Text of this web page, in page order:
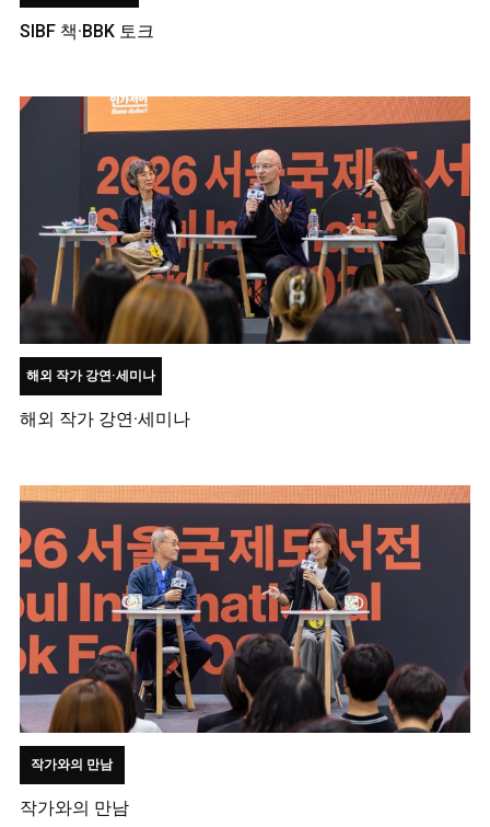
SIBF 책·BBK 토크
해외 작가 강연·세미나
해외 작가 강연·세미나
작가와의 만남
작가와의 만남